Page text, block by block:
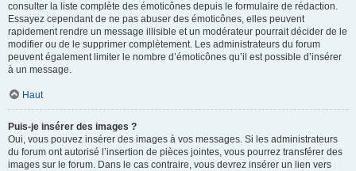
consulter la liste complète des émoticônes depuis le formulaire de rédaction.
Essayez cependant de ne pas abuser des émoticônes, elles peuvent
rapidement rendre un message illisible et un modérateur pourrait décider de le
modifier ou de le supprimer complètement. Les administrateurs du forum
peuvent également limiter le nombre d’émoticônes qu’il est possible d’insérer
à un message.
Haut
Puis-je insérer des images ?
Oui, vous pouvez insérer des images à vos messages. Si les administrateurs
du forum ont autorisé l’insertion de pièces jointes, vous pourrez transférer des
images sur le forum. Dans le cas contraire, vous devrez insérer un lien vers